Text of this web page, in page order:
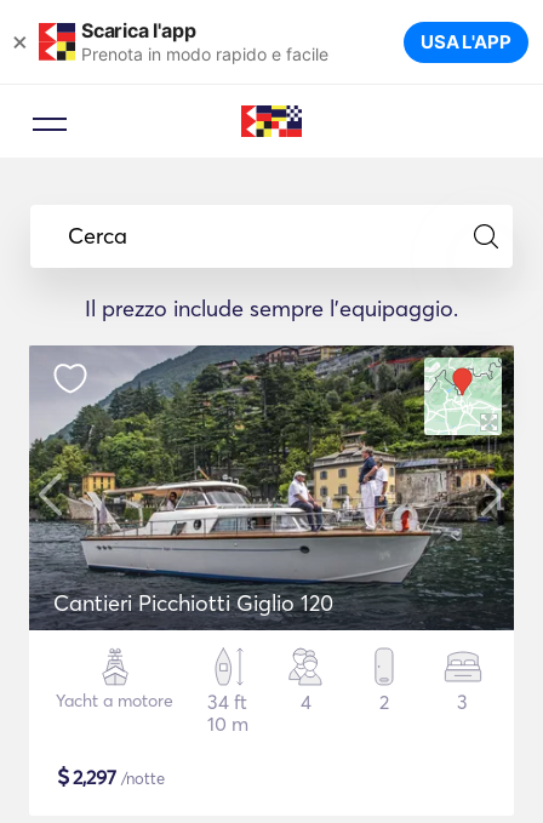
× Scarica l'app
Prenota in modo rapido e facile USA L'APP
Cerca
Il prezzo include sempre l'equipaggio.
Cantieri Picchiotti Giglio 120
Yacht a motore
34 ft
10 m
4 2 3
$2,297 /notte